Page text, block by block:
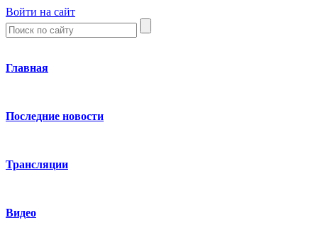
Войти на сайт
Главная
Последние новости
Трансляции
Видео